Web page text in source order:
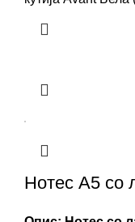
Нотес А5 со